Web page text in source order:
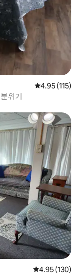
평점 4.95점(5
4.95 (115)
위기
평점 4.95점(5
4.95 (130)